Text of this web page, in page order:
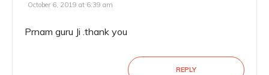
October 6, 2019 at 6:39 am
Prnam guru Ji .thank you
REPLY